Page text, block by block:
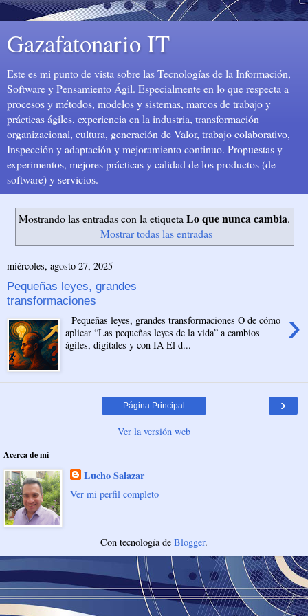
Gazafatonario IT
Este es mi punto de vista sobre las Tecnologías de la Información,
Software y Pensamiento Ágil. Especialmente en lo que respecta a
procesos y métodos, modelos y sistemas, marcos de trabajo y
prácticas ágiles, experiencia en la industria, transformación
organizacional, cultura, generación de Valor, trabajo colaborativo,
Inspección y adaptación y mejoramiento continuo. Propuestas y
experimentos, mejores prácticas y calidad de los productos (de
software) y servicios.
Mostrando las entradas con la etiqueta Lo que nunca cambia.
Mostrar todas las entradas
miércoles, agosto 27, 2025
Pequeñas leyes, grandes
transformaciones
›
Pequeñas leyes, grandes transformaciones O de cómo
aplicar “Las pequeñas leyes de la vida” a cambios
ágiles, digitales y con IA El d...
›
Página Principal
Ver la versión web
Acerca de mí
Lucho Salazar
Ver mi perfil completo
Con tecnología de Blogger.